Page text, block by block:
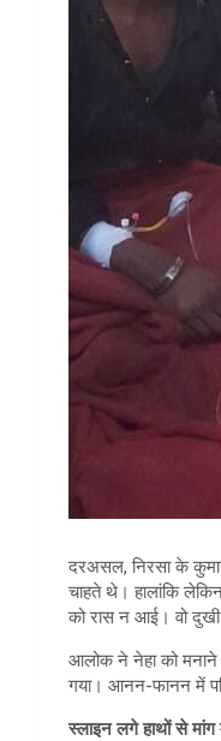
दरअसल, निरसा के
चाहते थे। हालांकि
को रास न आई। वो
आलोक ने नेहा को मनाने
गया। आनन-फानन में
स्लाइन लगे हाथों से